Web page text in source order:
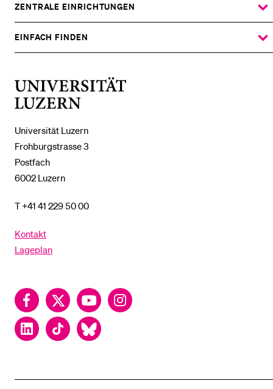
Universität Luzern
Frohburgstrasse 3
Postfach
6002 Luzern
T +41 41 229 50 00
Kontakt
Lageplan
FacebookTwitter YouTubeInstagram
LinkedInTikTok Bluesky
UNTERMENÜ
ZENTRALE EINRICHTUNGEN
ZEIGE
DAS
UNTERMENÜ
EINFACH FINDEN
ZEIGE
DAS